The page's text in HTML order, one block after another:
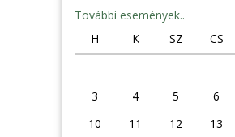
További események..
H
K SZ CS
3
4 5 6
10
11 12 13